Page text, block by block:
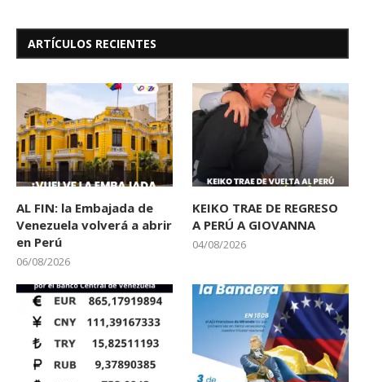
ARTÍCULOS RECIENTES
AL FIN: la Embajada de
Venezuela volverá a abrir
en Perú
06/08/2026
KEIKO TRAE DE REGRESO
A PERÚ A GIOVANNA
04/08/2026